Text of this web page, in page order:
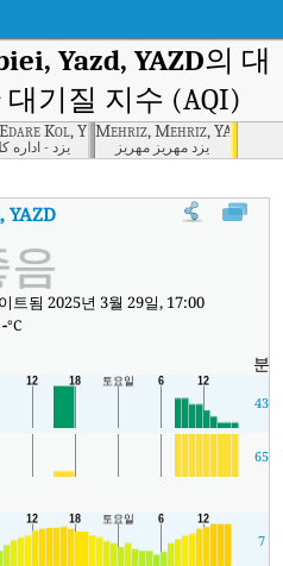
Yazd, YAZD의 대
기질 지수 (AQI)
Kol, Yazd, YAZD
یزد - اداره
Mehriz, Mehriz, YAZD
یزد مهریز مهریز
YAZD Yazd - Menabe
음
트됨 2025년 3월 29일, 17:00
-°C
분
43
65
7